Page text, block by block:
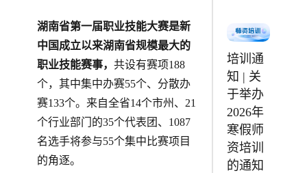
湖南省第一届职业技能大赛是新
中国成立以来湖南省规模最大的
职业技能赛事， 共设有赛项188
个，其中集中办赛55个、分散办
赛133个。来自全省14个市州、21
个行业部门的35个代表团、1087
名选手将参与55个集中比赛项目
的角逐。
培训通
知 | 关
于举办
2026年
寒假师
资培训
的通知